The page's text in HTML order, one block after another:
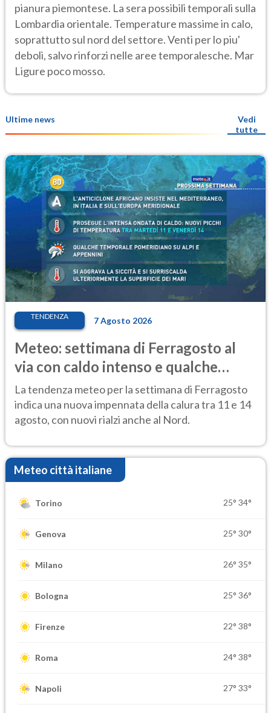
pianura piemontese. La sera possibili temporali sulla
Lombardia orientale. Temperature massime in calo,
soprattutto sul nord del settore. Venti per lo piu'
deboli, salvo rinforzi nelle aree temporalesche. Mar
Ligure poco mosso.
Ultime news
Vedi
tutte
TENDENZA 7 Agosto 2026
Meteo: settimana di Ferragosto al
via con caldo intenso e qualche
temporale
La tendenza meteo per la settimana di Ferragosto
indica una nuova impennata della calura tra 11 e 14
agosto, con nuovi rialzi anche al Nord.
Meteo città italiane
Torino 25° 34°
Genova 25° 30°
Milano 26° 35°
Bologna 25° 36°
Firenze 22° 38°
Roma 24° 38°
Napoli 27° 33°